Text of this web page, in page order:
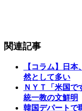
関連記事
【コラム】日
然として多い
ＮＹＴ「米国
統一教の文鮮明
韓国デパートで